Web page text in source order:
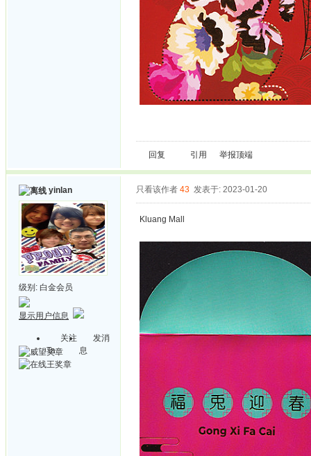
回复 引用 举报顶端
yinlan
级别: 白金会员
显示用户信息
关注
Ta
发消
息
只看该作者 43 发表于: 2023-01-20
Kluang Mall